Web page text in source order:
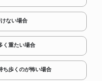
ない場合
く重たい場合
ち歩くのが怖い場合